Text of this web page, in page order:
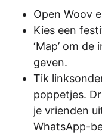
Open Woov
Kies een
‘Map’ om
geven.
Tik
poppetjes.
je vrienden
WhatsApp-